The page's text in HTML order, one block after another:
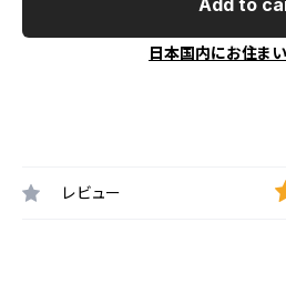
Add to
日本国内にお住ま
レビュー